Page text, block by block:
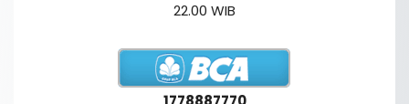
22.00 WIB